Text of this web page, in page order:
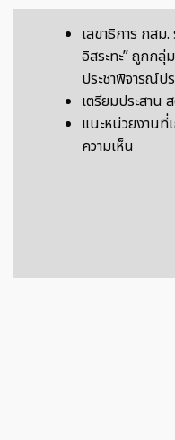
เลขาธิการ กสม
อิสระทะ” ถูกกลุ่
ประชาพิจารณ์ป
เตรียมประสาน
แนะหน่วยงานที่
ความเห็น